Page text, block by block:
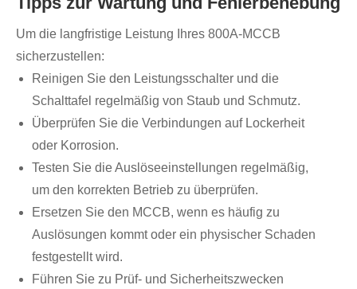
Um die langfristige Leistung Ihres 800A-MCCB
sicherzustellen:
Reinigen Sie den Leistungsschalter und die
Schalttafel regelmäßig von Staub und Schmutz.
Überprüfen Sie die Verbindungen auf Lockerheit
oder Korrosion.
Testen Sie die Auslöseeinstellungen regelmäßig,
um den korrekten Betrieb zu überprüfen.
Ersetzen Sie den MCCB, wenn es häufig zu
Auslösungen kommt oder ein physischer Schaden
festgestellt wird.
Führen Sie zu Prüf- und Sicherheitszwecken